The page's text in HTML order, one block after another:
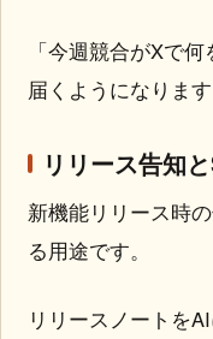
「今週競合がXで
届くようになります
リリース告知
新機能リリース時
る用途です。
リリースノートを